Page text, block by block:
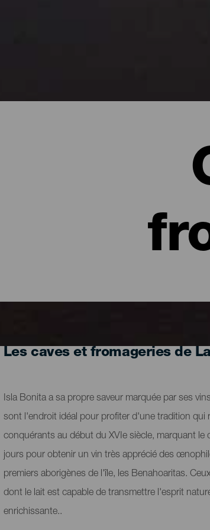
Les caves et fromageries de
Isla Bonita a sa propre saveur marquée par ses
sont l'endroit idéal pour profiter d'une tradition qui
conquérants au début du XVIe siècle, marquant
jours pour obtenir un vin très apprécié des
premiers aborigènes de l'île, les Benahoaritas.
dont le lait est capable de transmettre l'esprit
enrichissante..